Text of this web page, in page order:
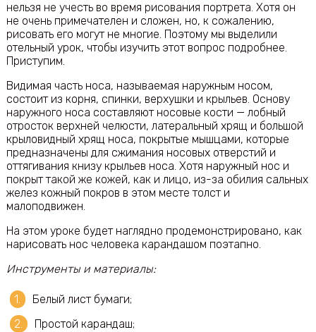
нельзя не учесть во время рисования портрета. Хотя он
не очень примечателен и сложен, но, к сожалению,
рисовать его могут не многие. Поэтому мы выделили
отельный урок, чтобы изучить этот вопрос подробнее.
Приступим.
Видимая часть носа, называемая наружным носом,
состоит из корня, спинки, верхушки и крыльев. Основу
наружного носа составляют носовые кости — лобный
отросток верхней челюсти, латеральный хрящ и большой
крыловидный хрящ носа, покрытые мышцами, которые
предназначены для сжимания носовых отверстий и
оттягивания книзу крыльев носа. Хотя наружный нос и
покрыт такой же кожей, как и лицо, из-за обилия сальных
желез кожный покров в этом месте толст и
малоподвижен.
На этом уроке будет наглядно продемонстрировано, как
нарисовать нос человека карандашом поэтапно.
Инструменты и материалы:
Белый лист бумаги;
Простой карандаш;